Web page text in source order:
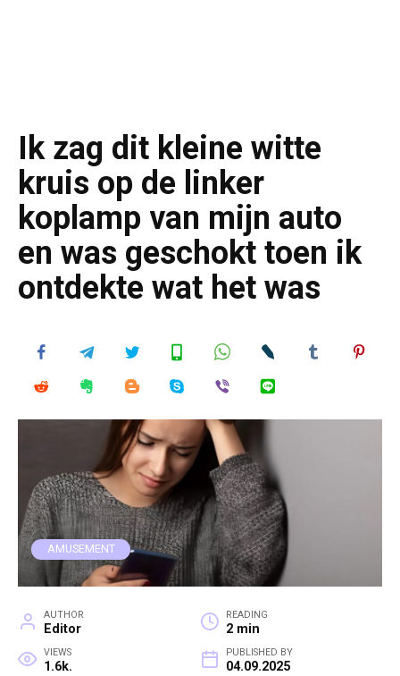
Ik zag dit kleine witte
kruis op de linker
koplamp van mijn auto
en was geschokt toen ik
ontdekte wat het was
AMUSEMENT
AUTHOR
Editor
READING
2 min
VIEWS
1.6k.
PUBLISHED BY
04.09.2025